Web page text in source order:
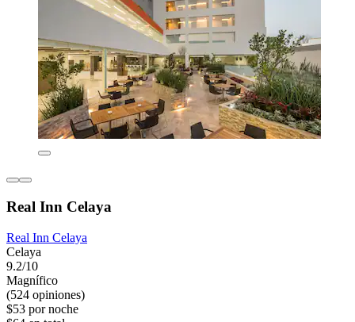
Real Inn Celaya
Real Inn Celaya
Celaya
9.2/10
Magnífico
(524 opiniones)
$53 por noche